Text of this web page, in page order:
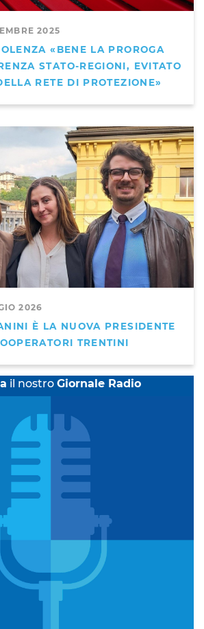
2025
«BENE LA PROROGA
STATO-REGIONI, EVITATO
RETE DI PROTEZIONE»
2026
È LA NUOVA PRESIDENTE
TRENTINI
il nostro Giornale Radio